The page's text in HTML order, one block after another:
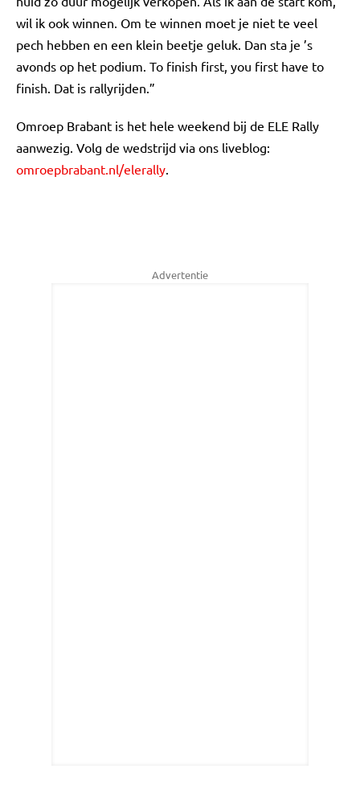
wil ik ook winnen. Om te winnen moet je niet te veel
pech hebben en een klein beetje geluk. Dan sta je ’s
avonds op het podium. To finish first, you first have to
finish. Dat is rallyrijden.”
Omroep Brabant is het hele weekend bij de ELE Rally
aanwezig. Volg de wedstrijd via ons liveblog:
omroepbrabant.nl/elerally.
Advertentie